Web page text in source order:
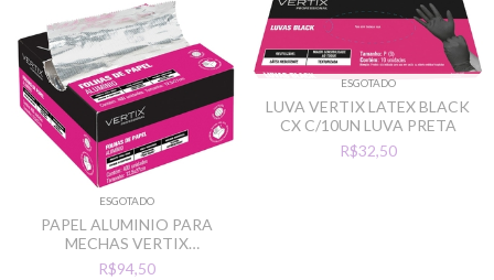
ESGOTADO
PAPEL ALUMINIO PARA
MECHAS VERTIX
PAPERCOLOR C/ 400 FOLHAS
R$94,50
ESGOTADO
LUVA VERTIX LATEX BLACK
CX C/10UN LUVA PRETA
R$32,50